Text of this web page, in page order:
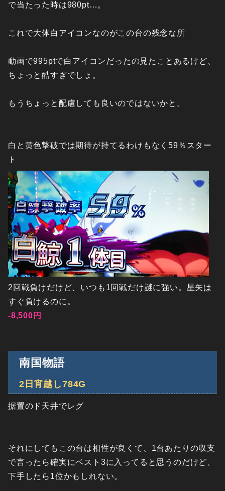
で当たった時は980pt…。
これで大体白アイコンなのがこの台の残念な所
動画で995ptで白アイコンだったの見たことあるけど、
ちょっと酷すぎでしょ。
もうちょっと配慮しても良いのではないかと。
白と黄色撃破では期待が持てるわけもなく59％スター
ト
2回戦負けだけど、いつも1回戦だけ謎に強い。星矢は
すぐ負けるのに。
-8,500円
南国物語
2日宵越し784G
据置のド天井でレグ
それにしてもこの台は相性が良くて、1台あたりの収支
で言ったら確実にベスト3に入ってると思うのだけど、
下手したら1位かもしれない。